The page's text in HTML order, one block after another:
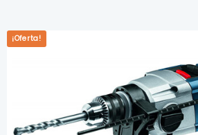
¡Oferta!